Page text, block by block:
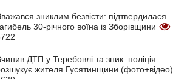
зниклим безвісти: підтвердилася
30-річного воїна із Зборівщини
ДТП у Теребовлі та зник: поліція
жителя Гусятинщини (фото+відео)